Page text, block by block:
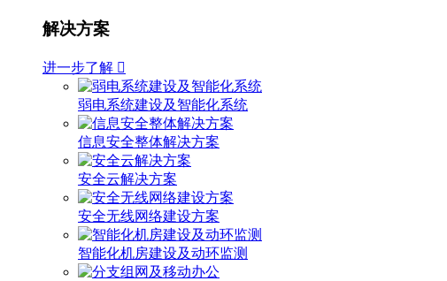
解决方案
进一步了解 
弱电系统建设及智能化系统
信息安全整体解决方案
安全云解决方案
安全无线网络建设方案
智能化机房建设及动环监测